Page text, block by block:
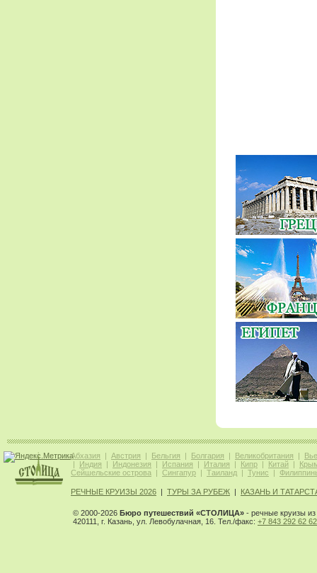
Абхазия | Австрия | Бельгия | Болгария | Великобритания |
| Индия | Индонезия | Испания | Италия | Кипр | Китай |
Сейшельские острова | Сингапур | Таиланд | Тунис |
РЕЧНЫЕ КРУИЗЫ 2026 | ТУРЫ ЗА РУБЕЖ | КАЗАНЬ И
© 2000-2026 Бюро путешествий «СТОЛИЦА» - речные круизы из
420111, г. Казань, ул. Левобулачная, 16. Тел./факс: +7 843 292 62 62